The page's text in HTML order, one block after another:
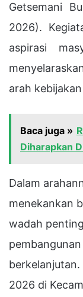
Getsemani
2026).
aspirasi
arah
Baca juga »
Diharapkan
Dalam
menekankan
wadah
2026 di